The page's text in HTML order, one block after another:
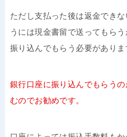
ただし支払った後は返金でき
うには現金書留で送ってもら
振り込んでもらう必要がありま
銀行口座に振り込んでもらう
むのでお勧めです。